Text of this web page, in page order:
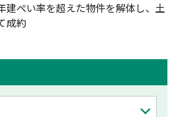
建ぺい率を超えた物件を解体し、土
成約